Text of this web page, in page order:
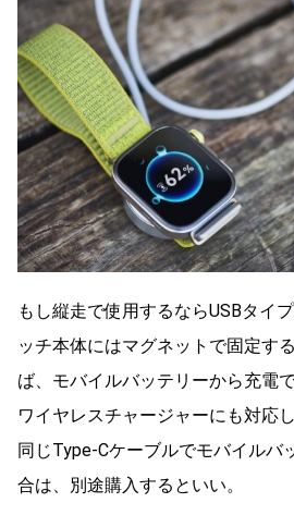
もし縦走で使用するならUSBタイ
ッチ本体にはマグネットで固定す
ば、モバイルバッテリーから充電
ワイヤレスチャージャーにも対応
同じType-Cケーブルでモバイルバ
合は、別途購入するといい。